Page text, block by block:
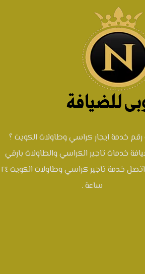
خدمة ايجار كراسي وطاولات الكويت ؟
خدمات تاجير الكراسي والطاولات بارقي
الموديلات : اتصل خدمة تاجير كراسي وطاولات الكويت ٢٤
ساعة .